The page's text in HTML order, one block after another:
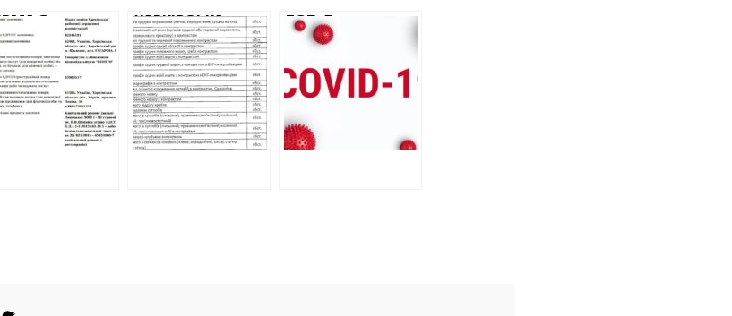
З
АМКУ
НА
ШКОЛИ
ХАРКОВОМ
ХАРКІВСЬКА
ЛІКАРНЯ
ЗАМОВЛЯЄ
ПОСЛУГИ З
ТОМОГРАФІЇ ТА
МРТ
ПРИВАТНИКАМ
ДОРОЖЧЕ, НІЖ У
ТОП-5
постачальників на
закупівлях на
Харківщині в 2021
році